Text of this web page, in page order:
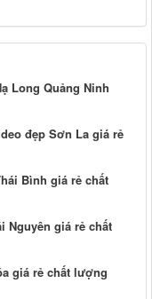
Long Quảng Ninh
đẹp Sơn La giá rẻ
Bình giá rẻ chất
Nguyên giá rẻ chất
giá rẻ chất lượng